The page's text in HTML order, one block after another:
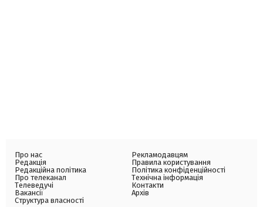
Про нас
Редакція
Редакційна політика
Про телеканал
Телеведучі
Вакансії
Структура власності
Рекламодавцям
Правила користування
Політика конфіденційності
Технічна інформація
Контакти
Архів